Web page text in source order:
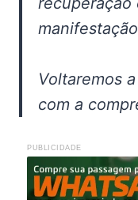
Voltaremos
com a
PUBLICIDADE